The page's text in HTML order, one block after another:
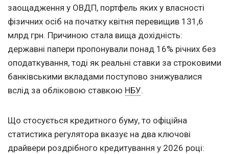
заощадження у ОВДП, портфель яких у власності
фізичних осіб на початку квітня перевищив 131,6
млрд грн. Причиною стала вища дохідність:
державні папери пропонували понад 16% річних без
оподаткування, тоді як реальні ставки за строковими
банківськими вкладами поступово знижувалися
вслід за обліковою ставкою НБУ.
Що стосується кредитного буму, то офіційна
статистика регулятора вказує на два ключові
драйвери роздрібного кредитування у 2026 році: